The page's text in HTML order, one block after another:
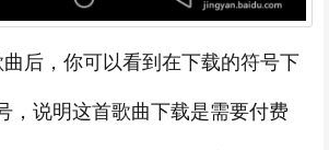
后，你可以看到在下载的符号下
，说明这首歌曲下载是需要付费